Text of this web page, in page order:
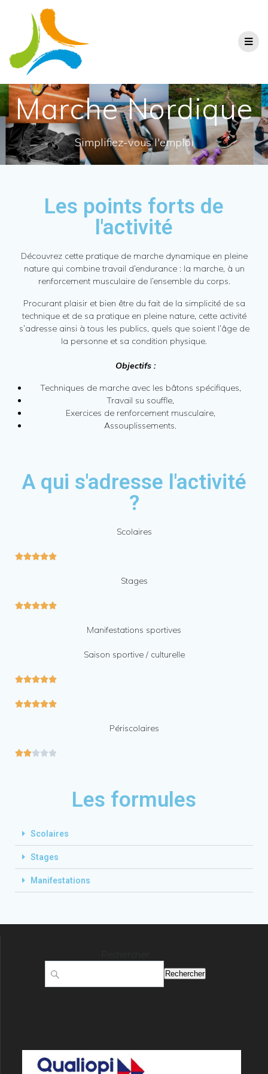
Marche Nordique
Simplifiez-vous l'emploi
Les points forts de
l'activité
Découvrez cette pratique de marche dynamique en pleine
nature qui combine travail d’endurance : la marche, à un
renforcement musculaire de l’ensemble du corps.
Procurant plaisir et bien être du fait de la simplicité de sa
technique et de sa pratique en pleine nature, cette activité
s’adresse ainsi à tous les publics, quels que soient l’âge de
la personne et sa condition physique.
Objectifs :
Techniques de marche avec les bâtons spécifiques,
Travail su souffle,
Exercices de renforcement musculaire,
Assouplissements.
A qui s'adresse l'activité
?
Scolaires

Stages

Manifestations sportives
Saison sportive / culturelle


Périscolaires

Les formules
Scolaires
Stages
Manifestations
Rechercher